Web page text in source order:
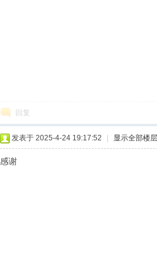
回复
发表于 2025-4-24 19:17:52 显示全部楼层
感谢